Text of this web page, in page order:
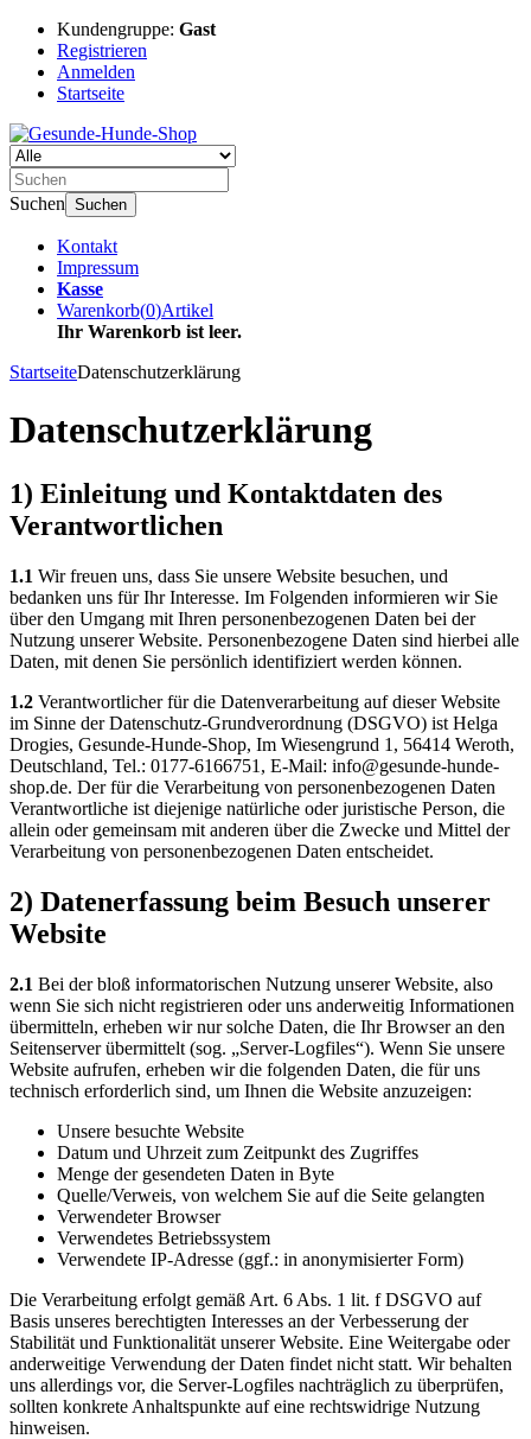
Kundengruppe: Gast
Registrieren
Anmelden
Startseite
Suchen Suchen
Kontakt
Impressum
Kasse
Warenkorb(0)Artikel
Ihr Warenkorb ist leer.
StartseiteDatenschutzerklärung
Datenschutzerklärung
1) Einleitung und Kontaktdaten des
Verantwortlichen
1.1 Wir freuen uns, dass Sie unsere Website besuchen, und
bedanken uns für Ihr Interesse. Im Folgenden informieren wir Sie
über den Umgang mit Ihren personenbezogenen Daten bei der
Nutzung unserer Website. Personenbezogene Daten sind hierbei alle
Daten, mit denen Sie persönlich identifiziert werden können.
1.2 Verantwortlicher für die Datenverarbeitung auf dieser Website
im Sinne der Datenschutz-Grundverordnung (DSGVO) ist Helga
Drogies, Gesunde-Hunde-Shop, Im Wiesengrund 1, 56414 Weroth,
Deutschland, Tel.: 0177-6166751, E-Mail: info@gesunde-hunde-
shop.de. Der für die Verarbeitung von personenbezogenen Daten
Verantwortliche ist diejenige natürliche oder juristische Person, die
allein oder gemeinsam mit anderen über die Zwecke und Mittel der
Verarbeitung von personenbezogenen Daten entscheidet.
2) Datenerfassung beim Besuch unserer
Website
2.1 Bei der bloß informatorischen Nutzung unserer Website, also
wenn Sie sich nicht registrieren oder uns anderweitig Informationen
übermitteln, erheben wir nur solche Daten, die Ihr Browser an den
Seitenserver übermittelt (sog. „Server-Logfiles“). Wenn Sie unsere
Website aufrufen, erheben wir die folgenden Daten, die für uns
technisch erforderlich sind, um Ihnen die Website anzuzeigen:
Unsere besuchte Website
Datum und Uhrzeit zum Zeitpunkt des Zugriffes
Menge der gesendeten Daten in Byte
Quelle/Verweis, von welchem Sie auf die Seite gelangten
Verwendeter Browser
Verwendetes Betriebssystem
Verwendete IP-Adresse (ggf.: in anonymisierter Form)
Die Verarbeitung erfolgt gemäß Art. 6 Abs. 1 lit. f DSGVO auf
Basis unseres berechtigten Interesses an der Verbesserung der
Stabilität und Funktionalität unserer Website. Eine Weitergabe oder
anderweitige Verwendung der Daten findet nicht statt. Wir behalten
uns allerdings vor, die Server-Logfiles nachträglich zu überprüfen,
sollten konkrete Anhaltspunkte auf eine rechtswidrige Nutzung
hinweisen.